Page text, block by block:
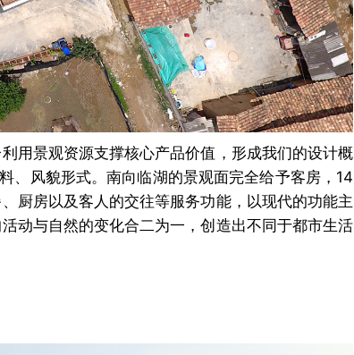
用景观资源支撑核心产品价值，形成我们的设计概
、风貌形式。南向临湖的景观面完全给予客房，14
厨房以及客人的交往等服务功能，以现代的功能主
动与自然的变化合二为一，创造出不同于都市生活